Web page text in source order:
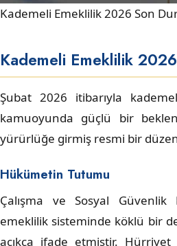
Kademeli Emeklilik 2026 Son
Kademeli Emeklilik
Şubat 2026 itibarıyla
kamuoyunda güçlü bir
yürürlüğe girmiş resmi bir
Hükümetin Tutumu
Çalışma ve Sosyal Güvenlik
emeklilik sisteminde köklü bir
açıkça ifade etmiştir. Hürriyet